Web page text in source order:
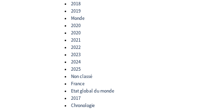
2018
2019
Monde
2020
2020
2021
2022
2023
2024
2025
Non classé
France
Etat global du monde
2017
Chronologie